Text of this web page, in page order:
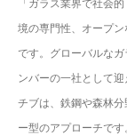
「ガラス業界で社会
境の専門性、オープ
です。グローバルな
ンバーの一社として
チブは、鉄鋼や森林
ー型のアプローチで